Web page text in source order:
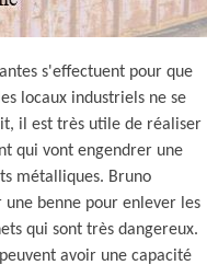
s'effectuent pour que
locaux industriels ne se
il est très utile de réaliser
qui vont engendrer une
métalliques. Bruno
une benne pour enlever les
qui sont très dangereux.
avoir une capacité